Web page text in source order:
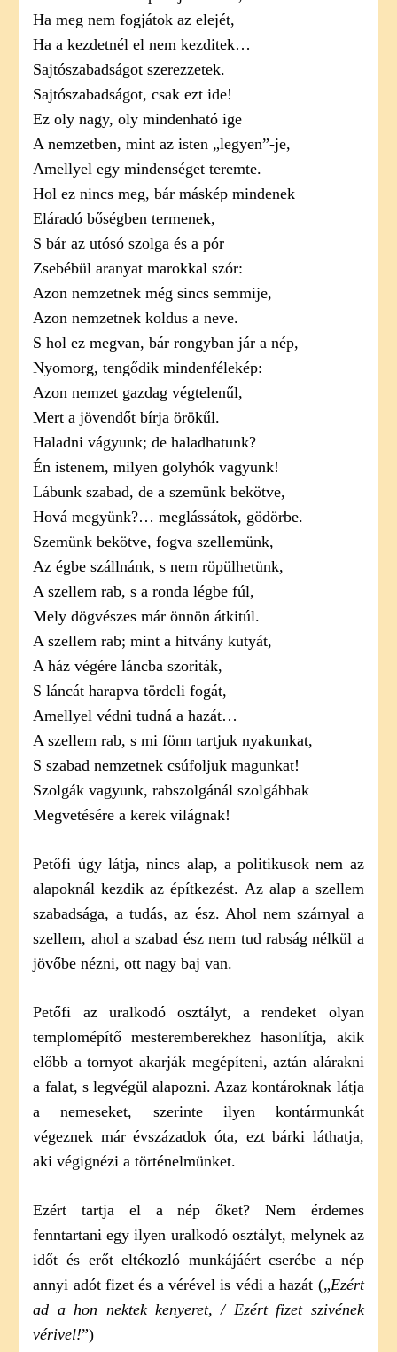
Ha meg nem fogjátok az elejét,
Ha a kezdetnél el nem kezditek…
Sajtószabadságot szerezzetek.
Sajtószabadságot, csak ezt ide!
Ez oly nagy, oly mindenható ige
A nemzetben, mint az isten „legyen”-je,
Amellyel egy mindenséget teremte.
Hol ez nincs meg, bár máskép mindenek
Eláradó bőségben termenek,
S bár az utósó szolga és a pór
Zsebébül aranyat marokkal szór:
Azon nemzetnek még sincs semmije,
Azon nemzetnek koldus a neve.
S hol ez megvan, bár rongyban jár a nép,
Nyomorg, tengődik mindenfélekép:
Azon nemzet gazdag végtelenűl,
Mert a jövendőt bírja örökűl.
Haladni vágyunk; de haladhatunk?
Én istenem, milyen golyhók vagyunk!
Lábunk szabad, de a szemünk bekötve,
Hová megyünk?… meglássátok, gödörbe.
Szemünk bekötve, fogva szellemünk,
Az égbe szállnánk, s nem röpülhetünk,
A szellem rab, s a ronda légbe fúl,
Mely dögvészes már önnön átkitúl.
A szellem rab; mint a hitvány kutyát,
A ház végére láncba szoriták,
S láncát harapva tördeli fogát,
Amellyel védni tudná a hazát…
A szellem rab, s mi fönn tartjuk nyakunkat,
S szabad nemzetnek csúfoljuk magunkat!
Szolgák vagyunk, rabszolgánál szolgábbak
Megvetésére a kerek világnak!
Petőfi úgy látja, nincs alap, a politikusok nem az
alapoknál kezdik az építkezést. Az alap a szellem
szabadsága, a tudás, az ész. Ahol nem szárnyal a
szellem, ahol a szabad ész nem tud rabság nélkül a
jövőbe nézni, ott nagy baj van.
Petőfi az uralkodó osztályt, a rendeket olyan
templomépítő mesteremberekhez hasonlítja, akik
előbb a tornyot akarják megépíteni, aztán alárakni
a falat, s legvégül alapozni. Azaz kontároknak látja
a nemeseket, szerinte ilyen kontármunkát
végeznek már évszázadok óta, ezt bárki láthatja,
aki végignézi a történelmünket.
Ezért tartja el a nép őket? Nem érdemes
fenntartani egy ilyen uralkodó osztályt, melynek az
időt és erőt eltékozló munkájáért cserébe a nép
annyi adót fizet és a vérével is védi a hazát („Ezért
ad a hon nektek kenyeret, / Ezért fizet szivének
vérivel!”)